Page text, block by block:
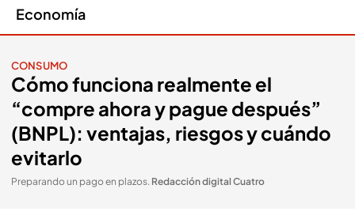
Economía
CONSUMO
Cómo funciona realmente el
“compre ahora y pague después”
(BNPL): ventajas, riesgos y cuándo
evitarlo
Preparando un pago en plazos. Redacción digital Cuatro